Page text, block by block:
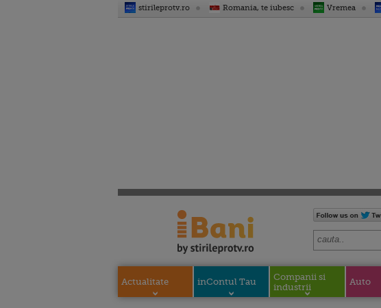
stirileprotv.ro Romania, te iubesc Vremea
Actualitate inContul Tau
Companii si
industrii
Auto